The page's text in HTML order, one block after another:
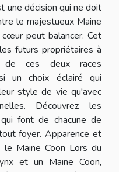
une décision qui ne doit
le majestueux Maine
peut balancer. Cet
futurs propriétaires à
de ces deux races
un choix éclairé qui
style de vie qu'avec
Découvrez les
font de chacune de
foyer. Apparence et
Maine Coon Lors du
et un Maine Coon,